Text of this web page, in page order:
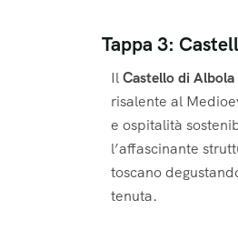
Tappa 3:
IlCastello di Albola
risalente al
e ospitalità
l’affascinante
toscano
tenuta.